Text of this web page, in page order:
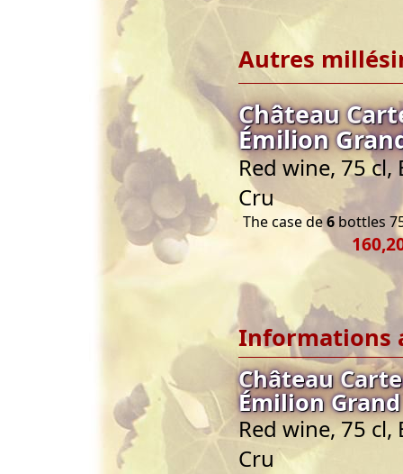
Autres
Château
Émilion
Red wine, 75
Cru
The case de6 bottles
Informations
Château
Émilion
Red wine, 75
Cru